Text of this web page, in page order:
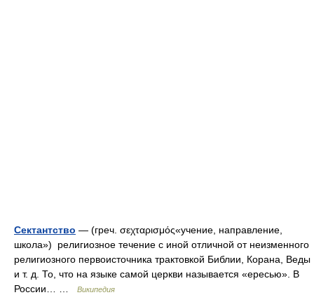
Сектантство — (греч. σεχταρισμός«учение, направление,
школа») религиозное течение с иной отличной от неизменного
религиозного первоисточника трактовкой Библии, Корана, Веды
и т. д. То, что на языке самой церкви называется «ересью». В
России… …
Википедия